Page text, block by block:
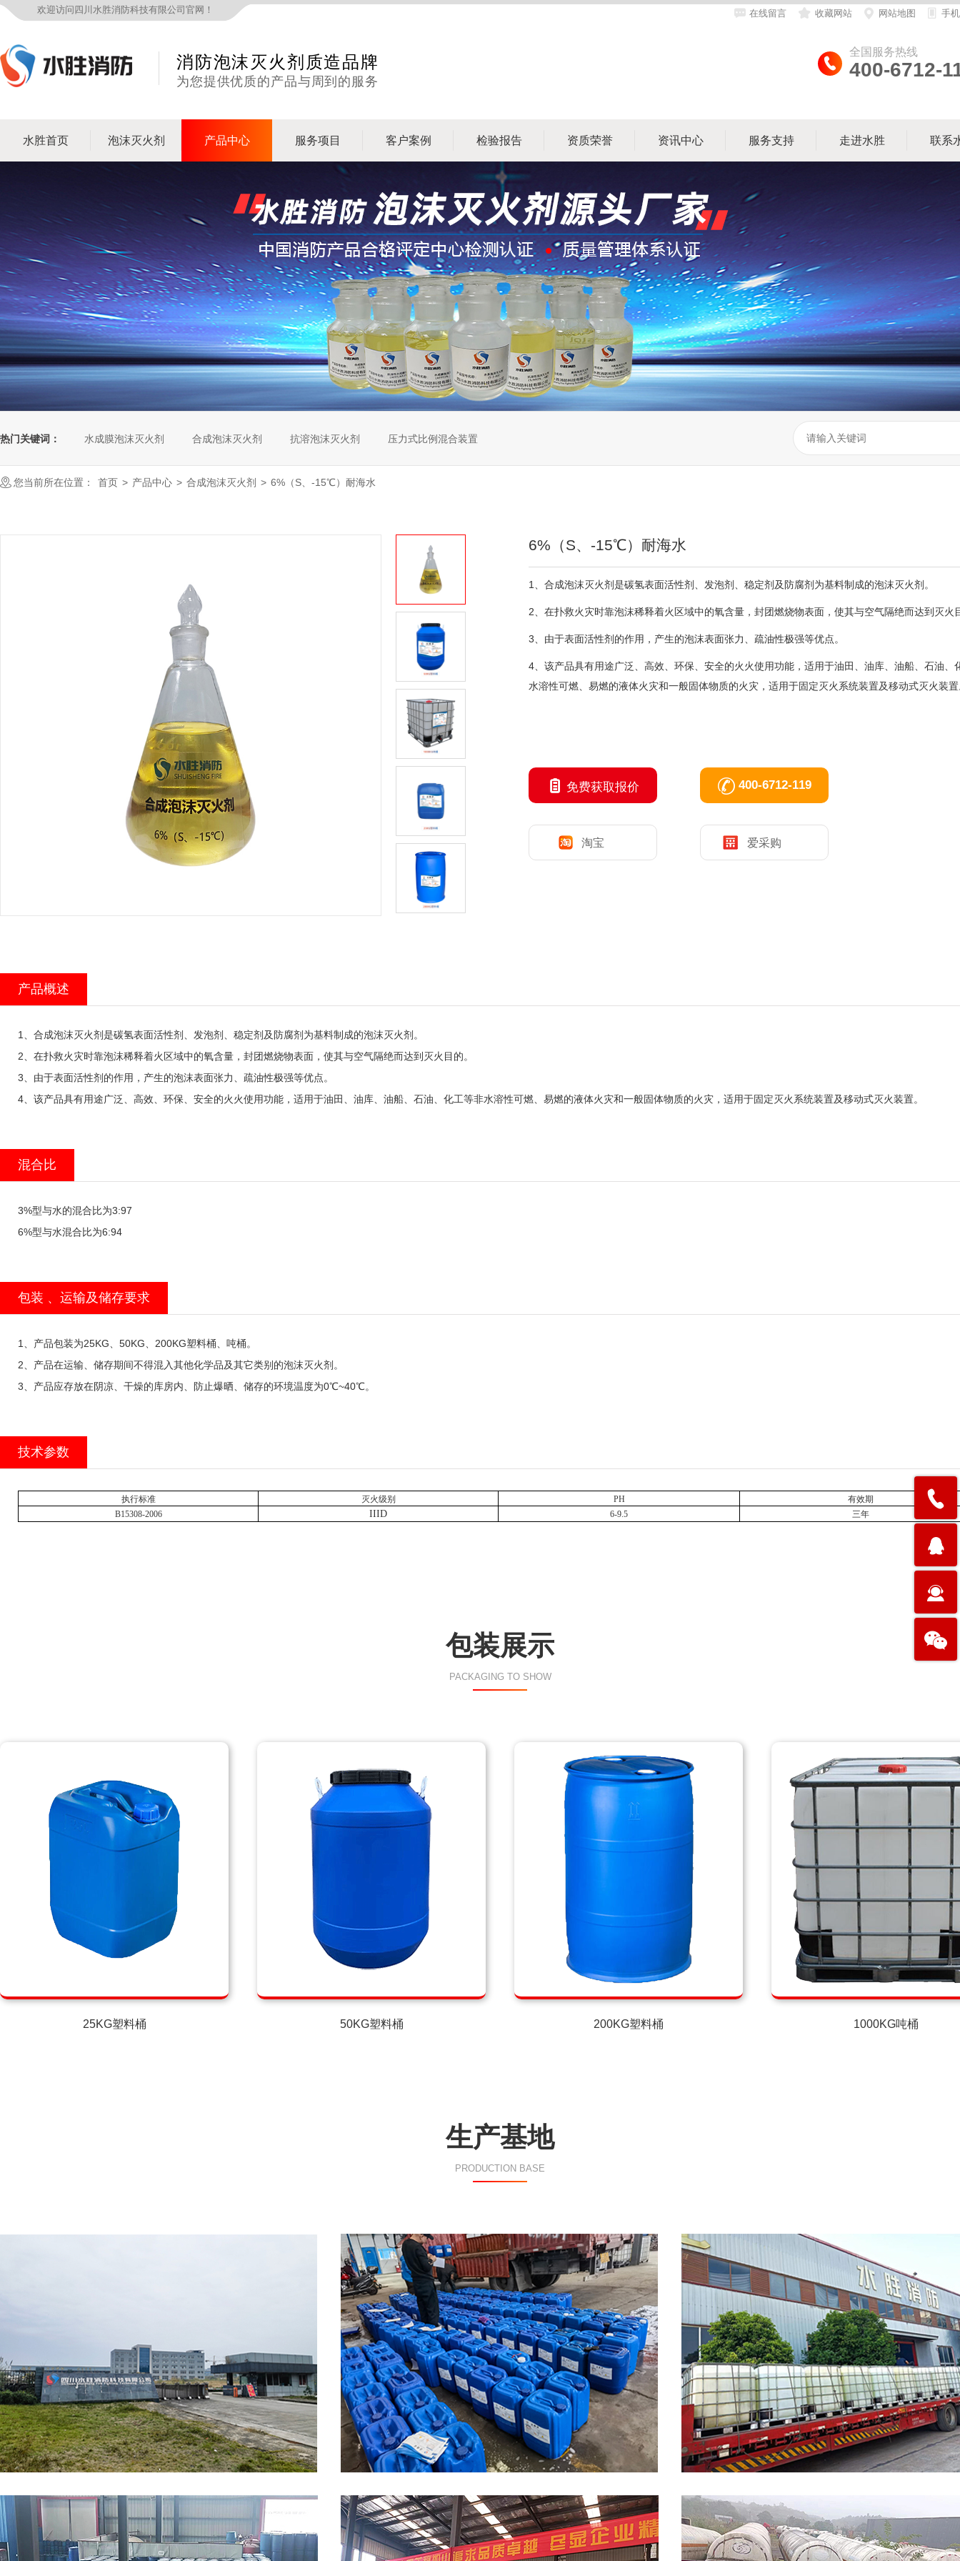
欢迎访问四川水胜消防科技有限公司官网！ 在线留言 收藏网站 网站地图 手
消防泡沫灭火剂质造品牌
为您提供优质的产品与周到的服务
全国服务热线
400-6712-
水胜首页 泡沫灭火剂 产品中心 服务项目 客户案例 检验报告 资质荣誉 资讯中心 服务支持 走进水胜 联系
热门关键词： 水成膜泡沫灭火剂 合成泡沫灭火剂 抗溶泡沫灭火剂 压力式比例混合装置
您当前所在位置： 首页 > 产品中心 > 合成泡沫灭火剂 > 6%（S、-15℃）耐海水
6%（S、-15℃）耐海水
1 合成泡沫灭火剂是碳氢表面活性剂、发泡剂、稳定剂及防腐剂为基料制成的泡沫灭火剂。
2 、在扑救火灾时靠泡沫稀释着火区域中的氧含量，封团燃烧物表面，使其与空气隔绝而达到灭火
3 、由于表面活性剂的作用，产生的泡沫表面张力、疏油性极强等优点。
4
该产品具有用途广泛、高效、环保、安全的火火使用功能，适用于油田、油库、油船、石油、
水溶性可燃、易燃的液体火灾和一般固体物质的火灾，适用于固定灭火系统装置及移动式灭火装
免费获取报价 400-6712-119
淘宝 爱采购
产品概述
1
合成泡沫灭火剂是碳氢表面活性剂、发泡剂、稳定剂及防腐剂为基料制成的泡沫灭火剂。
2 、在扑救火灾时靠泡沫稀释着火区域中的氧含量，封团燃烧物表面，使其与空气隔绝而达到灭火目的。
3 、由于表面活性剂的作用，产生的泡沫表面张力、疏油性极强等优点。
4
该产品具有用途广泛、高效、环保、安全的火火使用功能，适用于油田、油库、油船、石油、化工等非水溶性可燃、易燃的液体火灾和一般固体物质的火灾，适用于固定灭火系统装置及移动式灭火装置。
混合比
3%型与水的混合比为3:97
6%型与水混合比为6:94
包装 、运输及储存要求
1 、产品包装为25KG 50KG 200KG塑料桶、吨桶。
2 、产品在运输、储存期间不得混入其他化学品及其它类别的泡沫灭火剂。
3 、产品应存放在阴凉、干燥的库房内、防止爆晒、储存的环境温度为0℃~40℃。
技术参数
执行标准 灭火级别 PH
有效期
B15308-2006
IIID 6-9.5 三年
包装展示
PACKAGING TO SHOW
25KG塑料桶 50KG塑料桶 200KG塑料桶 1000KG吨桶
生产基地
PRODUCTION BASE